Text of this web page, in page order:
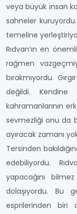
veya büyük insan
sahneler
temeline
Rıdvan’ın en
rağmen
bırakmıyordu.
değildi.
kahramanlarının
sevmezliği onu da
ayıracak zamanı
Tersinden
edebiliyordu.
yapacağını
dolaşıyordu. Bu
esprilerinden biri